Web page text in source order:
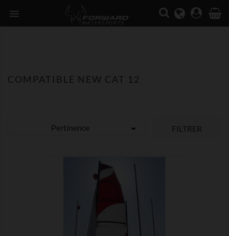

COMPATIBLE NEW CAT 12
Pertinence  FILTRER